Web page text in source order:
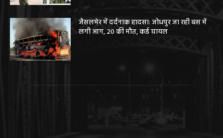
जैसलमेर में दर्दनाक हादसा: जोधपुर जा रही बस में
लगी आग, 20 की मौत, कई घायल